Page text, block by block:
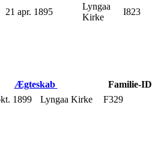
21 apr. 1895
Lyngaa
Kirke
I823
Ægteskab
Familie-ID
1899 Lyngaa Kirke F329